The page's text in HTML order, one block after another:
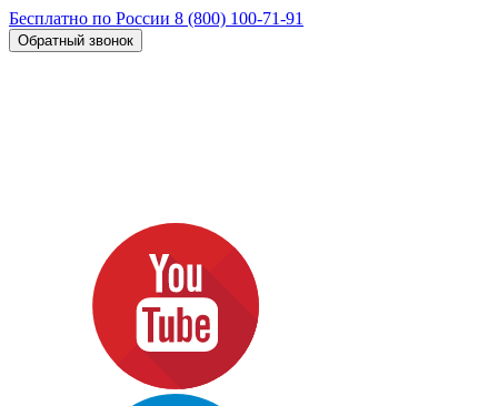
Бесплатно по России 8 (800) 100-71-91
Обратный звонок